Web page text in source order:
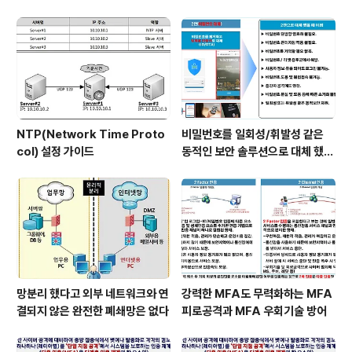
NTP(Network Time Proto
col) 설정 가이드
비밀번호를 일회성/휘발성 같은
동적인 보안 솔루션으로 대체 했을
망분리 했다고 외부 네트워크와 연
결되지 않은 완전한 폐쇄망은 없다
강력한 MFA도 무력화하는 MFA
피로공격과 MFA 우회기술 방어